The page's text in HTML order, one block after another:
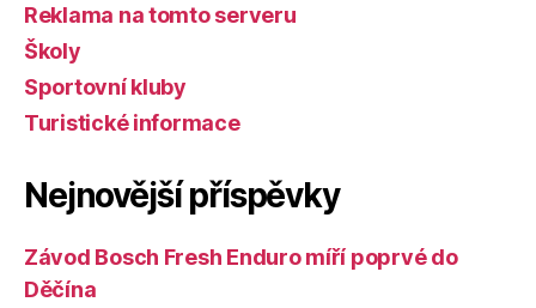
Reklama na tomto serveru
Školy
Sportovní kluby
Turistické informace
Nejnovější příspěvky
Závod Bosch Fresh Enduro míří poprvé do
Děčína